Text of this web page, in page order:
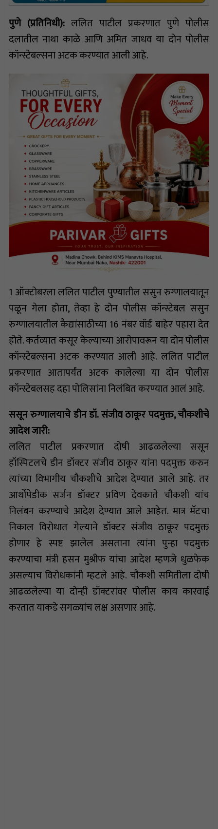
पुणे (प्रतिनिधी): ललित पाटील प्रकरणात पुणे पोलीस
दलातील नाथा काळे आणि अमित जाधव या दोन पोलीस
कॉन्स्टेबल्सना अटक करण्यात आली आहे.
1 ऑक्टोबरला ललित पाटील पुण्यातील ससुन रुग्णालयातून
पळून गेला होता, तेव्हा हे दोन पोलीस कॉन्स्टेबल ससुन
रुग्णालयातील कैद्यांसाठीच्या 16 नंबर वॉर्ड बाहेर पहारा देत
होते. कर्तव्यात कसूर केल्याच्या आरोपावरून या दोन पोलीस
कॉन्स्टेबल्सना अटक करण्यात आली आहे. ललित पाटील
प्रकरणात आतापर्यंत अटक कालेल्या या दोन पोलीस
कॉन्स्टेबलसह दहा पोलिसांना निलंबित करण्यात आलं आहे.
ससून रुग्णालयाचे डीन डॉ. संजीव ठाकूर पदमुक्त, चौकशीचे
आदेश जारी:
ललित पाटील प्रकरणात दोषी आढळलेल्या ससून
हॉस्पिटलचे डीन डॉक्टर संजीव ठाकूर यांना पदमुक्त करुन
त्यांच्या विभागीय चौकशीचे आदेश देण्यात आले आहे. तर
आर्थोपेडीक सर्जन डॉक्टर प्रविण देवकाते चौकशी यांच
निलंबन करण्याचे आदेश देण्यात आले आहेत. मात्र मॅटचा
निकाल विरोधात गेल्याने डॉक्टर संजीव ठाकूर पदमुक्त
होणार हे स्पष्ट झालेल असताना त्यांना पुन्हा पदमुक्त
करण्याचा मंत्री हसन मुश्रीफ यांचा आदेश म्हणजे धुळफेक
असल्याच विरोधकांनी म्हटले आहे. चौकशी समितीला दोषी
आढळलेल्या या दोन्ही डॉक्टरांवर पोलीस काय कारवाई
करतात याकडे सगळ्यांच लक्ष असणार आहे.